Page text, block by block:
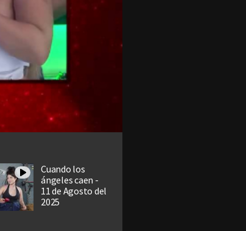
Cuando los
ángeles caen -
11 de Agosto del
2025